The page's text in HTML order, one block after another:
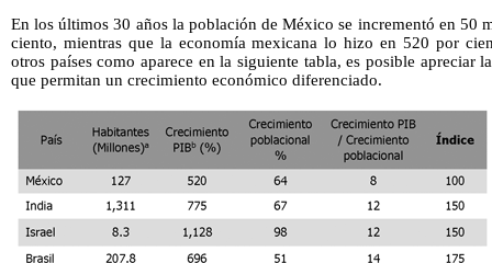
En los últimos 30 años la población de México se incrementó en 50
ciento, mientras que la economía mexicana lo hizo en 520 por
otros países como aparece en la siguiente tabla, es posible apreciar
que permitan un crecimiento económico diferenciado.